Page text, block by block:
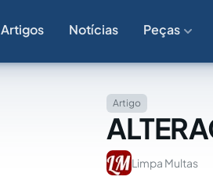
Artigos Notícias Peças
Artigo
Limpa Multas